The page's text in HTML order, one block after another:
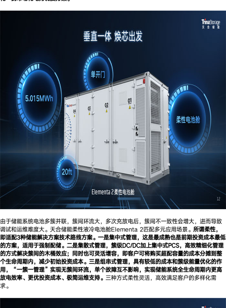
由于储能系统电池多簇并联，簇间环流大，多次充放电后，簇间不一致性会增大，进而导致
调试和运维难度大。天合储能柔性液冷电池舱Elementa 2匹配多元应用场景。 所谓柔性，
即适配3种储能解决方案技术路线方案。一是集中式管理，这是最成熟也是前期投资成本最低
的方案，适用于强制配储。二是集散式管理，簇级DC/DC加上集中式PCS，高效精细化管理
的方式解决簇间的木桶效应；同时也可灵活增容，即客户可将购买超配容量的成本分摊到整
个生命周期内，减少初始投资成本。三是组串式管理，具有较低的成本和簇级能量优化的作
用，“一簇一管理”实现无簇间环流，单个故障互不影响，实现储能系统全生命周期内更高
放电效率、更优投资成本、极简运维支持。 三种方式柔性灵活，高效满足客户的多样化需
求。